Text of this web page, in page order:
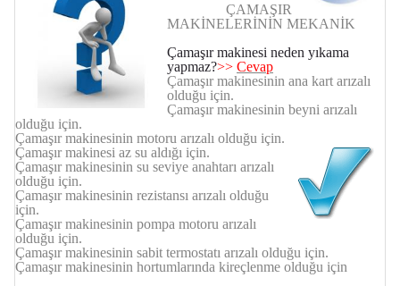
ÇAMAŞIR
MAKİNELERİNİN MEKANİK
Çamaşır makinesi neden yıkama
yapmaz?>> Cevap
Çamaşır makinesinin ana kart arızalı
olduğu için.
Çamaşır makinesinin beyni arızalı
olduğu için.
Çamaşır makinesinin motoru arızalı olduğu için.
Çamaşır makinesi az su aldığı için.
Çamaşır makinesinin su seviye anahtarı arızalı
olduğu için.
Çamaşır makinesinin rezistansı arızalı olduğu
için.
Çamaşır makinesinin pompa motoru arızalı
olduğu için.
Çamaşır makinesinin sabit termostatı arızalı olduğu için.
Çamaşır makinesinin hortumlarında kireçlenme olduğu için